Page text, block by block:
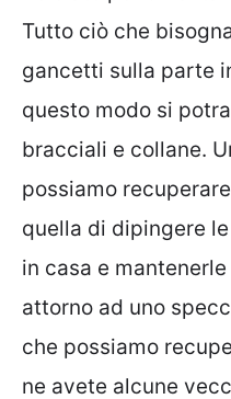
Tutto ciò che
gancetti sulla parte
questo modo si
bracciali e collane.
possiamo
quella di dipingere
in casa e
attorno ad uno
che possiamo
ne avete alcune